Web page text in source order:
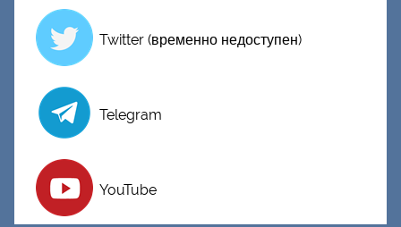
Twitter (временно недоступен)
Telegram
YouTube